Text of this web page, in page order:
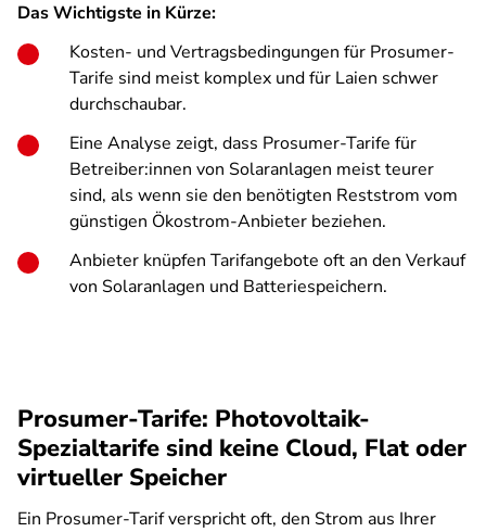
Das Wichtigste in Kürze:
Kosten- und Vertragsbedingungen für Prosumer-
Tarife sind meist komplex und für Laien schwer
durchschaubar.
Eine Analyse zeigt, dass Prosumer-Tarife für
Betreiber:innen von Solaranlagen meist teurer
sind, als wenn sie den benötigten Reststrom vom
günstigen Ökostrom-Anbieter beziehen.
Anbieter knüpfen Tarifangebote oft an den Verkauf
von Solaranlagen und Batteriespeichern.
Prosumer-Tarife: Photovoltaik-
Spezialtarife sind keine Cloud, Flat oder
virtueller Speicher
Ein Prosumer-Tarif verspricht oft, den Strom aus Ihrer